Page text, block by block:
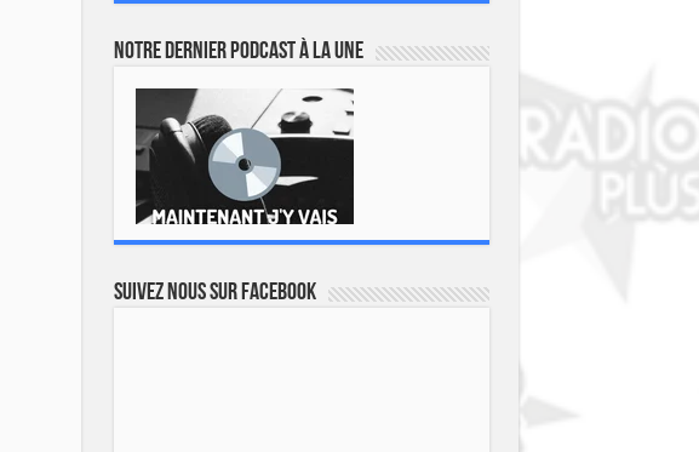
Notre dernier podcast à la une
Suivez nous sur Facebook